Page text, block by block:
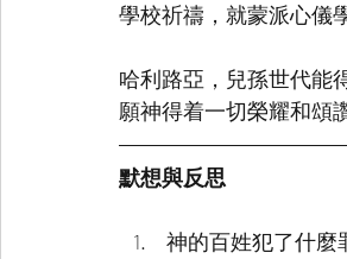
學校祈禱，就蒙派心儀
哈利路亞，兒孫世代能
願神得着一切榮耀和頌
默想與反思
神的百姓犯了什麼